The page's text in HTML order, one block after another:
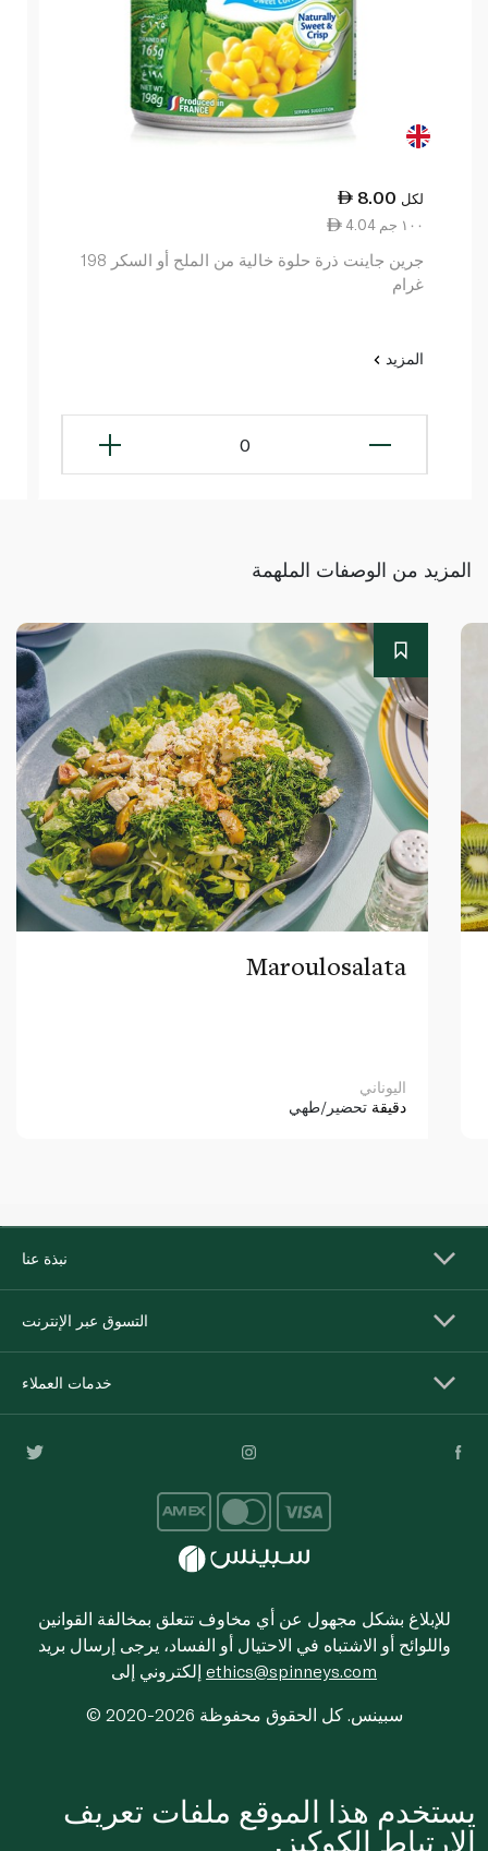
8.00 لكل
4.04 ١٠٠ جم
جرين جاينت ذرة حلوة خالية من الملح أو السكر 198
غرام
المزيد
0
المزيد من الوصفات الملهمة
Maroulosalata
اليوناني
دقيقة تحضير/طهي
نبذة عنا
التسوق عبر الإنترنت
خدمات العملاء
للإبلاغ بشكل مجهول عن أي مخاوف تتعلق بمخالفة القوانين
واللوائح أو الاشتباه في الاحتيال أو الفساد، يرجى إرسال بريد
ethics@spinneys.com
© 2020-2026 سبينس. كل الحقوق محفوظة
يستخدم هذا الموقع ملفات تعريف
الارتباط الكوكيز.